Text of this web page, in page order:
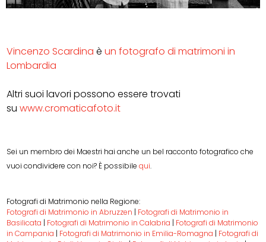
Vincenzo Scardina è un fotografo di matrimoni in
Lombardia
Altri suoi lavori possono essere trovati
su www.cromaticafoto.it
Sei un membro dei Maestri hai anche un bel racconto fotografico che
vuoi condividere con noi? È possibile qui.
Fotografi di Matrimonio nella Regione:
Fotografi di Matrimonio in Abruzzen | Fotografi di Matrimonio in
Basilicata | Fotografi di Matrimonio in Calabria | Fotografi di Matrimonio
in Campania | Fotografi di Matrimonio in Emilia-Romagna | Fotografi di